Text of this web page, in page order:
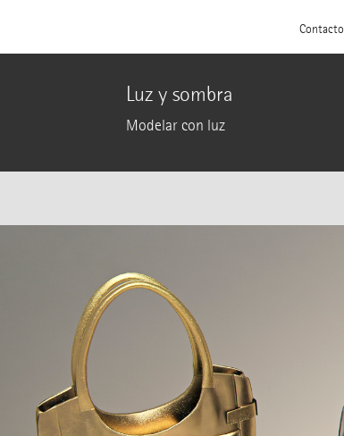
Contacto
Luz y sombra
Modelar con luz